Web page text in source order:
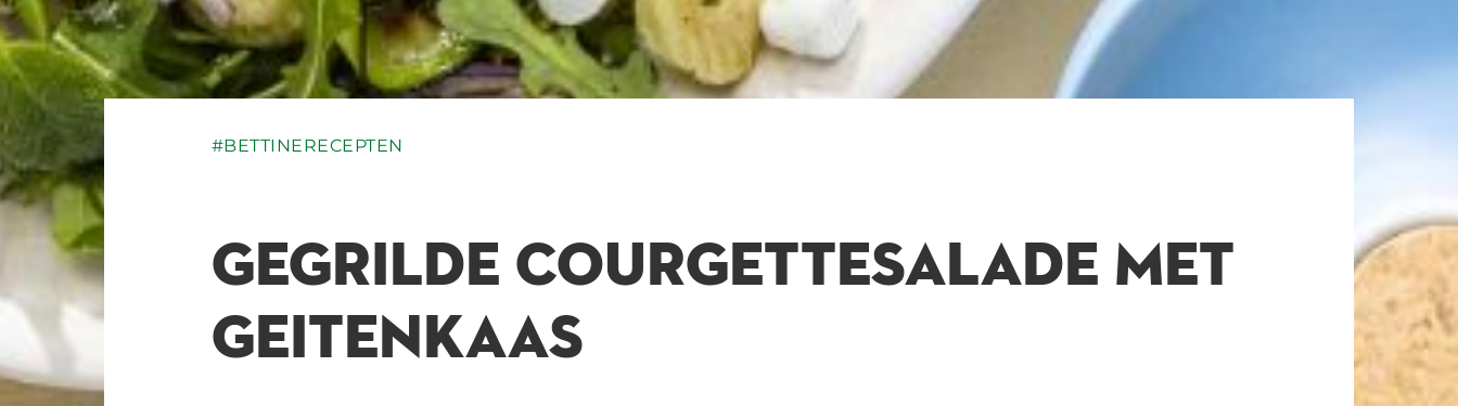
#BETTINERECEPTEN
GEGRILDE COURGETTESALADE MET
GEITENKAAS